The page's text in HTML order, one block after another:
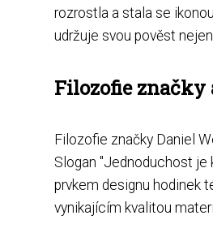
rozrostla a stala se
udržuje svou pověst
Filozofie značky
Filozofie značky Daniel
Slogan "Jednoduchost je
prvkem designu hodinek
vynikajícím kvalitou